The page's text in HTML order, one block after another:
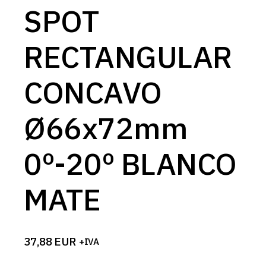
SPOT
RECTANGULAR
CONCAVO
Ø66x72mm
0º-20º BLANCO
MATE
37,88 EUR +IVA